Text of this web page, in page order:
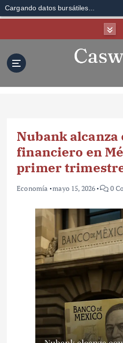
Cargando datos bursátiles...
Nubank
financiero en
primer
Economía mayo 15, 2026 0